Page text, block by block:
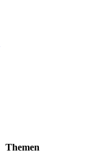
Themen